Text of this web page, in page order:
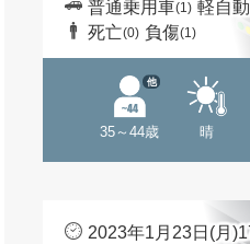
普通乗用車(1) 軽自
死亡(0) 負傷(1)
35～44歳
他
晴
2023年1月23日(月